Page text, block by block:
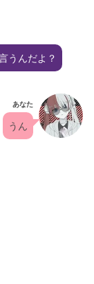
うんだよ？
あなた
うん